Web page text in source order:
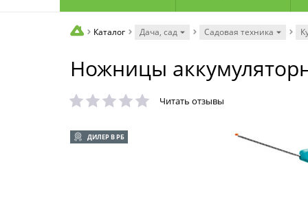
Каталог Дача, сад Садовая техника
Ножницы
Читать отзывы
ДИЛЕР В РБ